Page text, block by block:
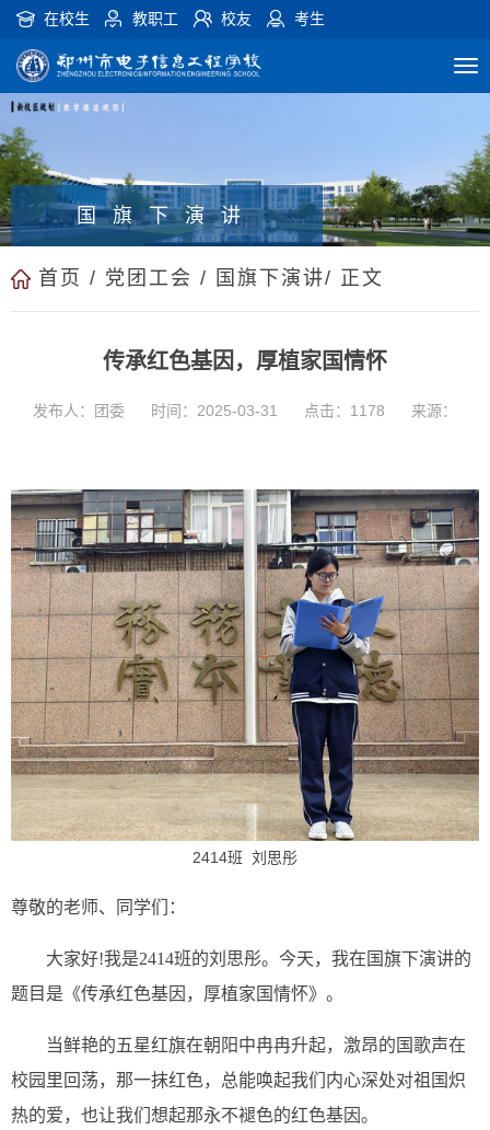
在校生 教职工 校友 考生
国旗下演讲
首页 / 党团工会 / 国旗下演讲/ 正文
传承红色基因，厚植家国情怀
发布人：团委 时间：2025-03-31 点击： 1178 来源：
2414班 刘思彤
尊敬的老师、同学们：
大家好!我是2414班的刘思彤。 今天，我在国旗下演讲的
题目是《传承红色基因，厚植家国情怀》。
当鲜艳的五星红旗在朝阳中冉冉升起，激昂的国歌声在
校园里回荡，那一抹红色，总能唤起我们内心深处对祖国炽
热的爱，也让我们想起那永不褪色的红色基因。